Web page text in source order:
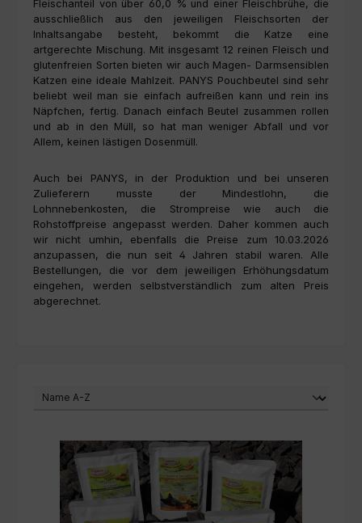
Fleischanteil von über 60,0 % und einer Fleischbrühe, die
ausschließlich aus den jeweiligen Fleischsorten der
Inhaltsangabe besteht, bekommt die Katze eine
artgerechte Mischung. Mit insgesamt 12 reinen Fleisch und
glutenfreien Sorten bieten wir auch Magen- Darmsensiblen
Katzen eine ideale Mahlzeit. PANYS Pouchbeutel sind sehr
beliebt weil man sie einfach aufreißen kann und rein ins
Näpfchen, fertig. Danach einfach Beutel zusammen rollen
und ab in den Müll, so hat man weniger Abfall und vor
Allem, keinen lästigen Dosenmüll.
Auch bei PANYS, in der Produktion und bei unseren
Zulieferern musste der Mindestlohn, die
Lohnnebenkosten, die Strompreise wie auch die
Rohstoffpreise angepasst werden. Daher kommen auch
wir nicht umhin, ebenfalls die Preise zum 10.03.2026
anzupassen, die nun seit 4 Jahren stabil waren. Alle
Bestellungen, die vor dem jeweiligen Erhöhungsdatum
eingehen, werden selbstverständlich zum alten Preis
abgerechnet.